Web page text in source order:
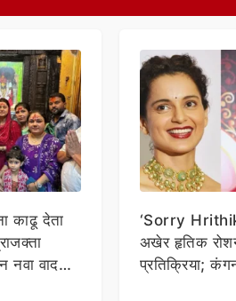
काढू देता
नवा वाद;
‘Sorry
अखेर हृतिक
प्रतिक्रिया;